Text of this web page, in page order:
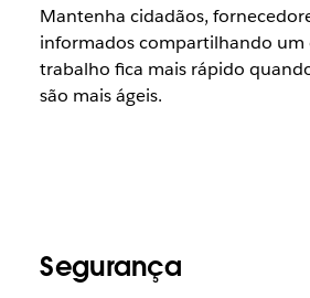
Mantenha cidadãos,
informados compartilhando um
trabalho fica mais rápido
são mais ágeis.
Segurança